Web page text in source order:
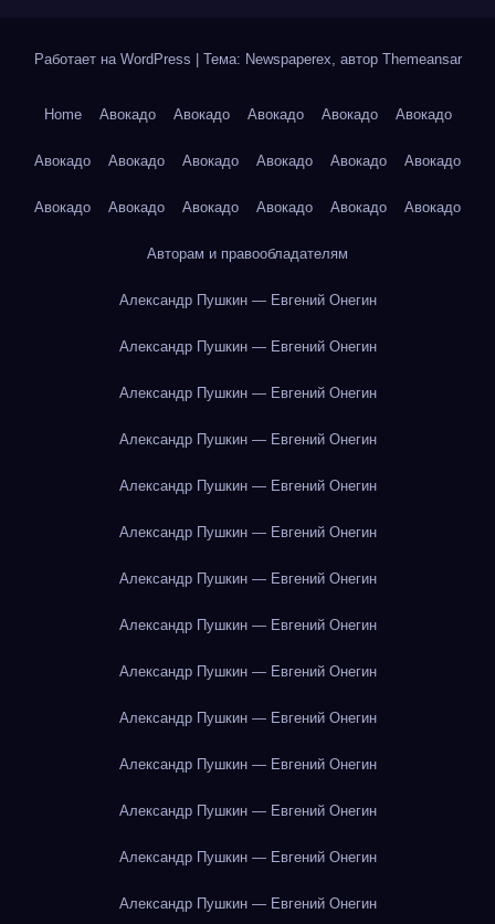
Работает на WordPress Тема: Newspaperex, автор Themeansar
Home Авокадо Авокадо Авокадо Авокадо Авокадо
Авокадо Авокадо Авокадо Авокадо Авокадо Авокадо
Авокадо Авокадо Авокадо Авокадо Авокадо Авокадо
Авторам и правообладателям
Александр Пушкин — Евгений Онегин
Александр Пушкин — Евгений Онегин
Александр Пушкин — Евгений Онегин
Александр Пушкин — Евгений Онегин
Александр Пушкин — Евгений Онегин
Александр Пушкин — Евгений Онегин
Александр Пушкин — Евгений Онегин
Александр Пушкин — Евгений Онегин
Александр Пушкин — Евгений Онегин
Александр Пушкин — Евгений Онегин
Александр Пушкин — Евгений Онегин
Александр Пушкин — Евгений Онегин
Александр Пушкин — Евгений Онегин
Александр Пушкин — Евгений Онегин